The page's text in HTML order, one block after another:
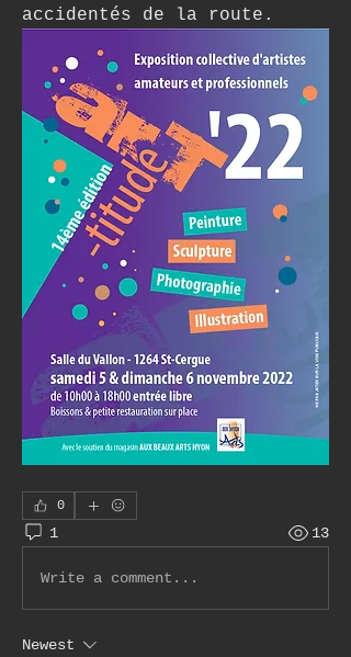
accidentés de la route.
0
1 13
Write a comment...
Newest